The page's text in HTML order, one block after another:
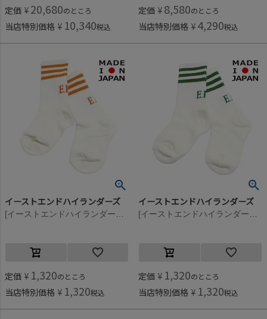
定価 ¥ 20,680のところ
当店特別価格 ¥ 10,340税込
定価 ¥ 8,580のところ
当店特別価格 ¥ 4,290税込
イーストエンドハイランダーズ
定価 ¥ 1,320のところ
当店特別価格 ¥ 1,320税込
イーストエンドハイランダーズ
定価 ¥ 1,320のところ
当店特別価格 ¥ 1,320税込